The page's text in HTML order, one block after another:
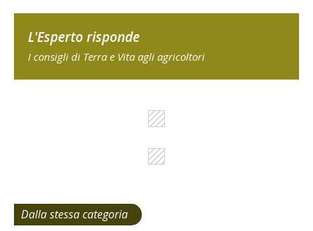
L'Esperto risponde
I consigli di Terra e Vita agli agricoltori
Dalla stessa categoria